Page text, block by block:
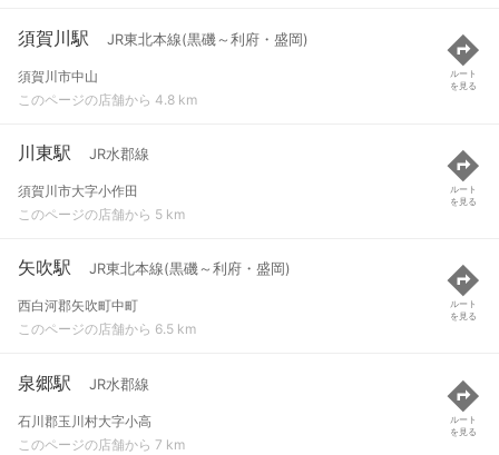
須賀川駅 JR東北本線(黒磯～利府・盛岡)
須賀川市中山
このページの店舗から 4.8 km
ルート
を見る
川東駅 JR水郡線
須賀川市大字小作田
このページの店舗から 5 km
ルート
を見る
矢吹駅 JR東北本線(黒磯～利府・盛岡)
西白河郡矢吹町中町
このページの店舗から 6.5 km
ルート
を見る
泉郷駅 JR水郡線
石川郡玉川村大字小高
このページの店舗から 7 km
ルート
を見る